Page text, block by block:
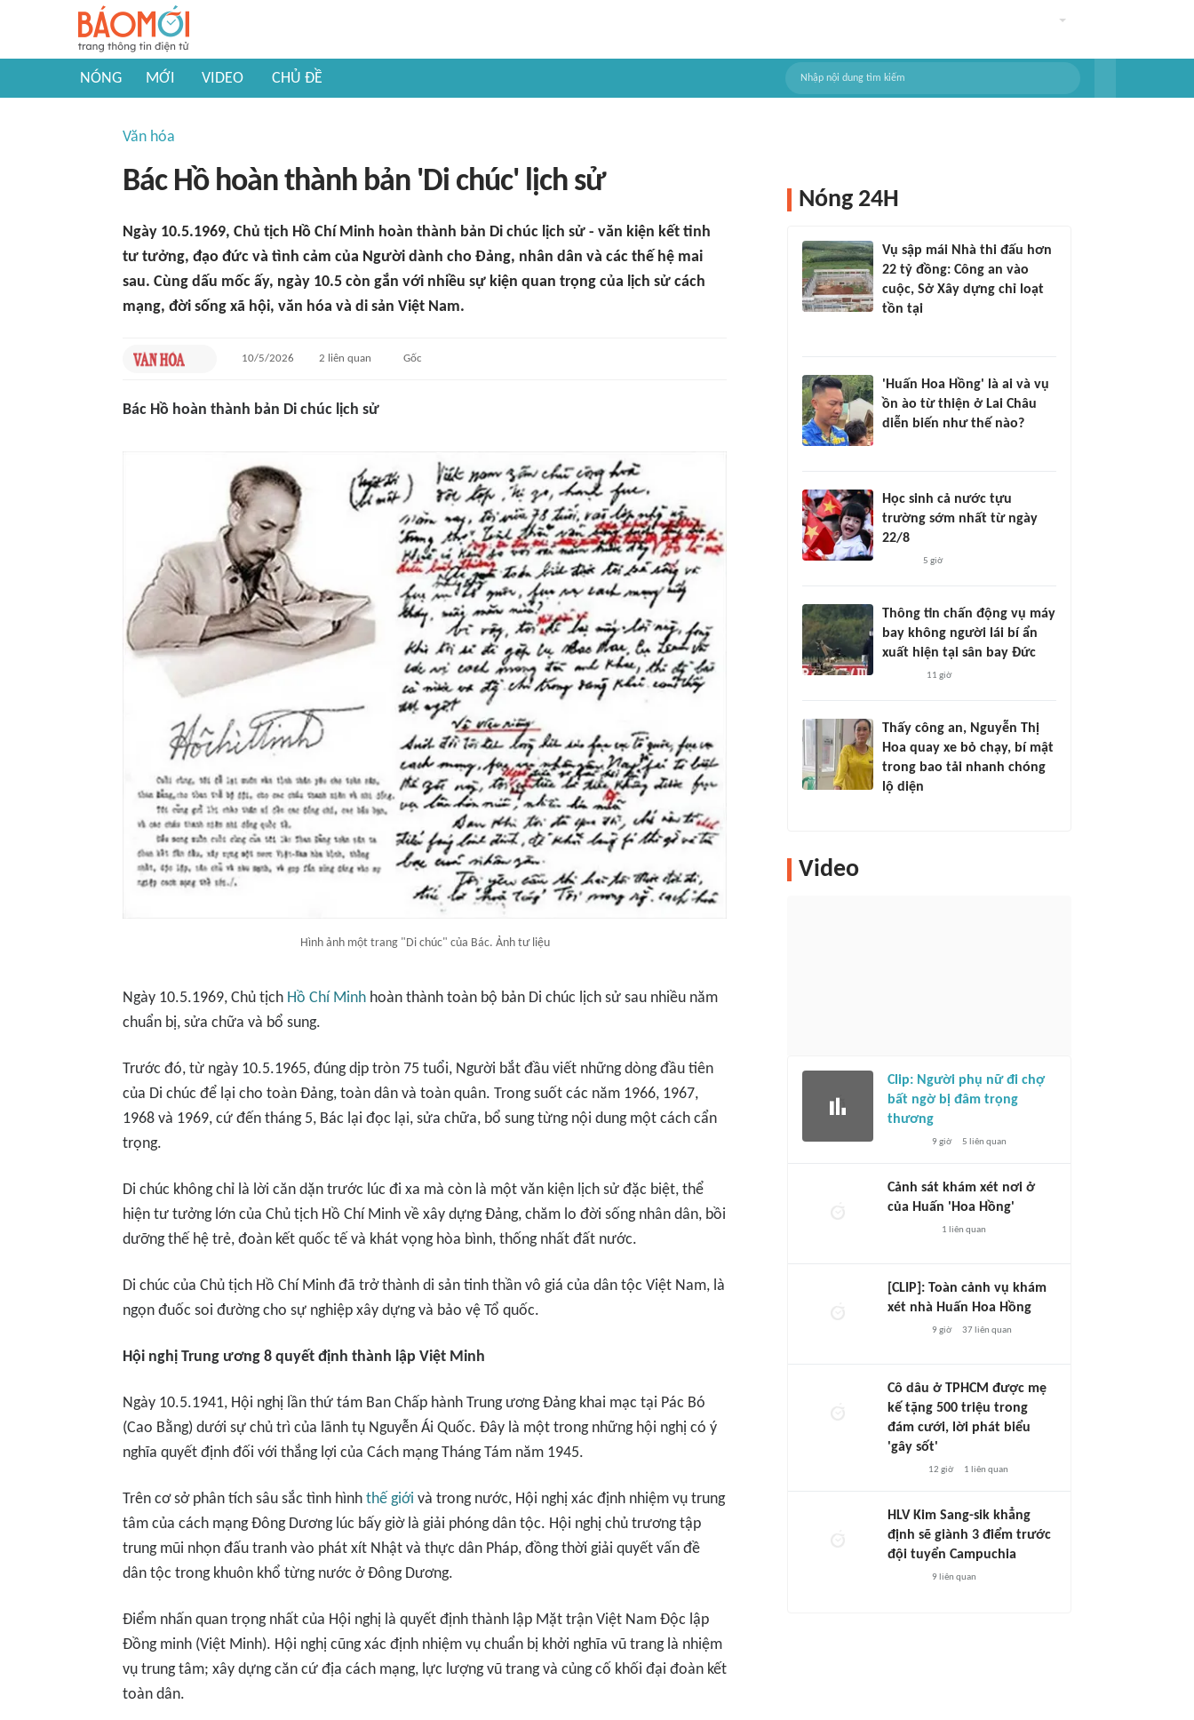
NÓNG MỚI VIDEO CHỦ ĐỀ
Văn hóa
Bác Hồ hoàn thành bản 'Di chúc' lịch sử
Ngày 10.5.1969, Chủ tịch Hồ Chí Minh hoàn thành bản Di chúc lịch sử - văn kiện kết tinh
tư tưởng, đạo đức và tình cảm của Người dành cho Đảng, nhân dân và các thế hệ mai
sau. Cùng dấu mốc ấy, ngày 10.5 còn gắn với nhiều sự kiện quan trọng của lịch sử cách
mạng, đời sống xã hội, văn hóa và di sản Việt Nam.
10/5/2026 2 liên quan Gốc
Bác Hồ hoàn thành bản Di chúc lịch sử
Hình ảnh một trang "Di chúc" của Bác. Ảnh tư liệu
Ngày 10.5.1969, Chủ tịch Hồ Chí Minh hoàn thành toàn bộ bản Di chúc lịch sử sau nhiều năm
chuẩn bị, sửa chữa và bổ sung.
Trước đó, từ ngày 10.5.1965, đúng dịp tròn 75 tuổi, Người bắt đầu viết những dòng đầu tiên
của Di chúc để lại cho toàn Đảng, toàn dân và toàn quân. Trong suốt các năm 1966, 1967,
1968 và 1969, cứ đến tháng 5, Bác lại đọc lại, sửa chữa, bổ sung từng nội dung một cách cẩn
trọng.
Di chúc không chỉ là lời căn dặn trước lúc đi xa mà còn là một văn kiện lịch sử đặc biệt, thể
hiện tư tưởng lớn của Chủ tịch Hồ Chí Minh về xây dựng Đảng, chăm lo đời sống nhân dân, bồi
dưỡng thế hệ trẻ, đoàn kết quốc tế và khát vọng hòa bình, thống nhất đất nước.
Di chúc của Chủ tịch Hồ Chí Minh đã trở thành di sản tinh thần vô giá của dân tộc Việt Nam, là
ngọn đuốc soi đường cho sự nghiệp xây dựng và bảo vệ Tổ quốc.
Hội nghị Trung ương 8 quyết định thành lập Việt Minh
Ngày 10.5.1941, Hội nghị lần thứ tám Ban Chấp hành Trung ương Đảng khai mạc tại Pác Bó
(Cao Bằng) dưới sự chủ trì của lãnh tụ Nguyễn Ái Quốc. Đây là một trong những hội nghị có ý
nghĩa quyết định đối với thắng lợi của Cách mạng Tháng Tám năm 1945.
Trên cơ sở phân tích sâu sắc tình hình thế giới và trong nước, Hội nghị xác định nhiệm vụ trung
tâm của cách mạng Đông Dương lúc bấy giờ là giải phóng dân tộc. Hội nghị chủ trương tập
trung mũi nhọn đấu tranh vào phát xít Nhật và thực dân Pháp, đồng thời giải quyết vấn đề
dân tộc trong khuôn khổ từng nước ở Đông Dương.
Điểm nhấn quan trọng nhất của Hội nghị là quyết định thành lập Mặt trận Việt Nam Độc lập
Đồng minh (Việt Minh). Hội nghị cũng xác định nhiệm vụ chuẩn bị khởi nghĩa vũ trang là nhiệm
vụ trung tâm; xây dựng căn cứ địa cách mạng, lực lượng vũ trang và củng cố khối đại đoàn kết
toàn dân.
Nóng 24H
Vụ sập mái Nhà thi đấu hơn
22 tỷ đồng: Công an vào
cuộc, Sở Xây dựng chỉ loạt
tồn tại
'Huấn Hoa Hồng' là ai và vụ
ồn ào từ thiện ở Lai Châu
diễn biến như thế nào?
Học sinh cả nước tựu
trường sớm nhất từ ngày
22/8
5 giờ
Thông tin chấn động vụ máy
bay không người lái bí ẩn
xuất hiện tại sân bay Đức
11 giờ
Thấy công an, Nguyễn Thị
Hoa quay xe bỏ chạy, bí mật
trong bao tải nhanh chóng
lộ diện
Video
Clip: Người phụ nữ đi chợ
bất ngờ bị đâm trọng
thương
9 giờ 5 liên quan
Cảnh sát khám xét nơi ở
của Huấn 'Hoa Hồng'
1 liên quan
[CLIP]: Toàn cảnh vụ khám
xét nhà Huấn Hoa Hồng
9 giờ 37liên quan
Cô dâu ở TPHCM được mẹ
kế tặng 500 triệu trong
đám cưới, lời phát biểu
'gây sốt'
12 giờ 1 liên quan
HLV Kim Sang-sik khẳng
định sẽ giành 3 điểm trước
đội tuyển Campuchia
9 liên quan